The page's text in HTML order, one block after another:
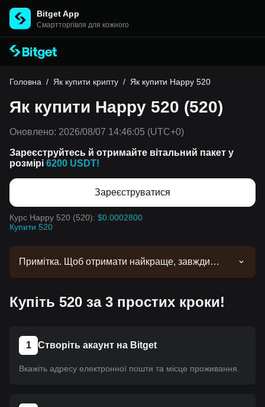
Bitget App
Cмартторгівля для кожного
Головна / Як купити крипту / Як купити Happy 520
Як купити Happy 520 (520)
Оновлено: 2026/08/07 14:46:05 (UTC+0)
Зареєструйтесь й отримайте вітальний пакет у
розмірі 6200 USDT!
Зареєструватися
Курс Happy 520 (520): $0.0002800
Купити 520
Примітка. Щоб отримати найкраще, завжди
вона стане доступною на Bitget, ви зможете
один і той самий посібник.
Купіть 520 за 3 простих кроки!
1 Створіть акаунт на Bitget
Вкажіть адресу електронної пошти та місце проживання.